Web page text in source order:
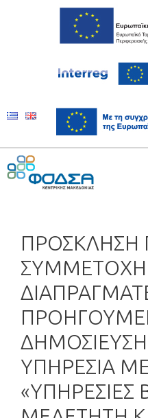
ΠΡΟΣΚΛΗΣΗ
ΣΥΜΜΕΤΟΧΗ
ΔΗΜΟΣΙΕΥΣΗ
ΥΠΗΡΕΣΙΑ
«ΥΠΗΡΕΣΙΕΣ